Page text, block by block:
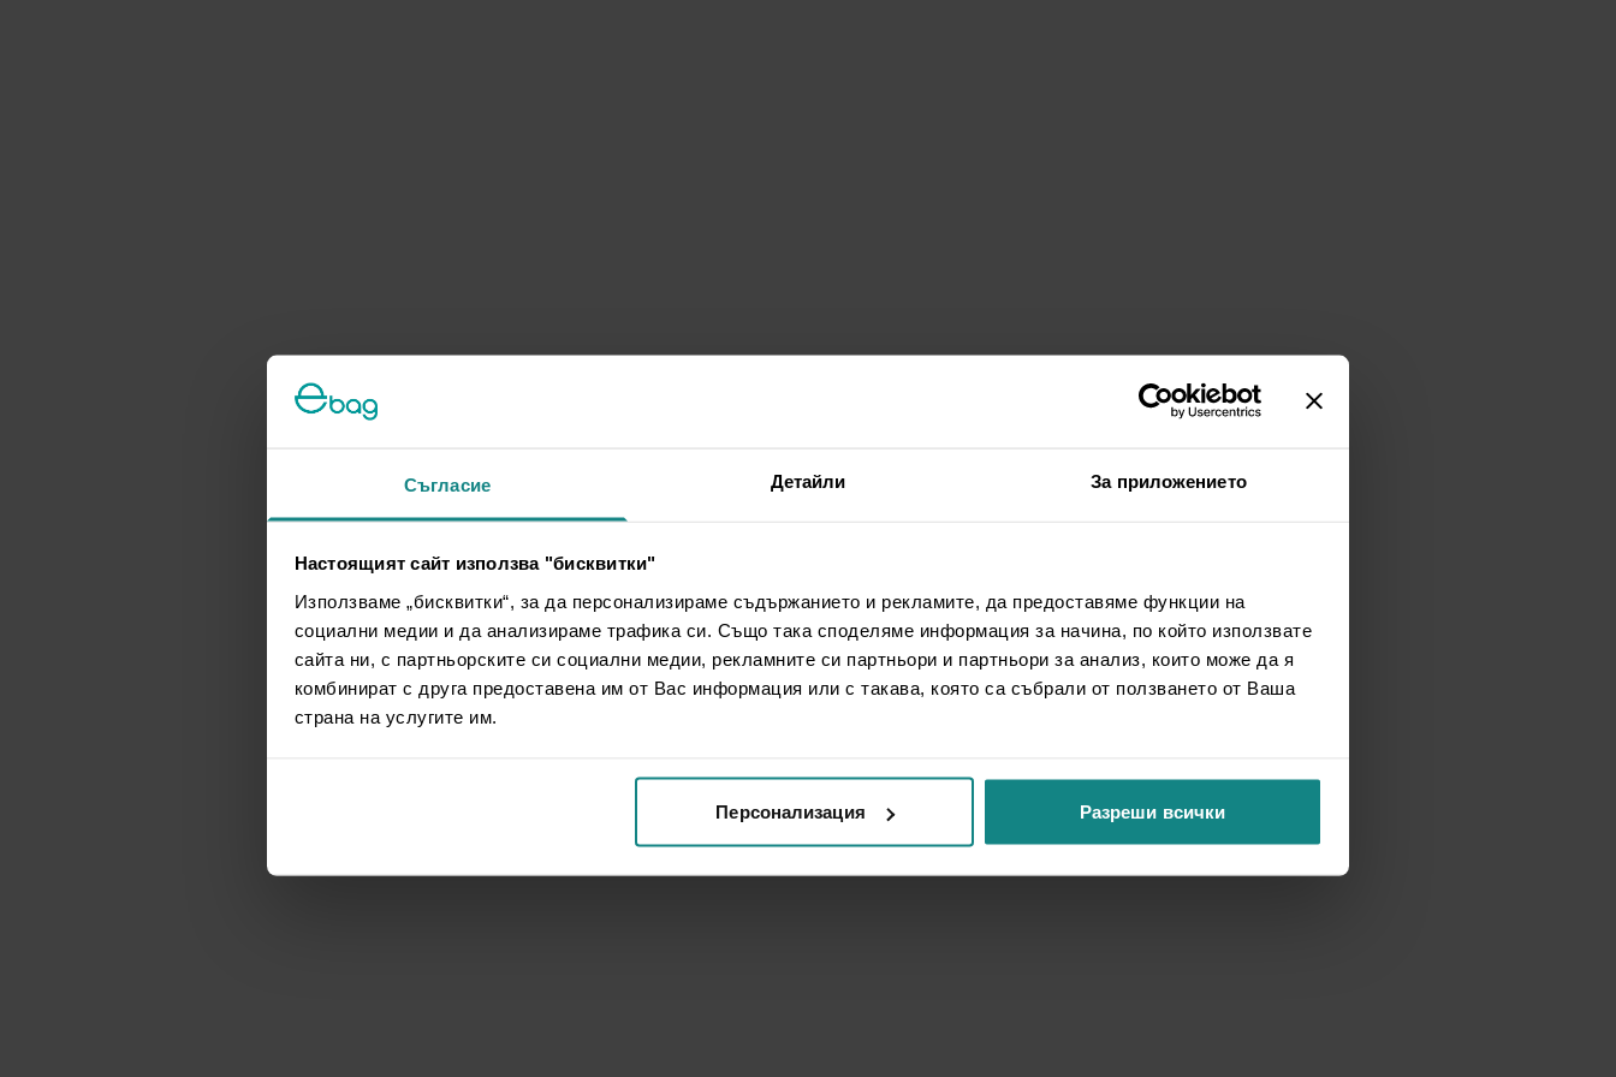
Съгласие Детайли За приложението
Настоящият сайт използва "бисквитки"
Използваме „бисквитки“, за да персонализираме съдържанието и рекламите, да предоставяме функции на
социални медии и да анализираме трафика си. Също така споделяме информация за начина, по който използвате
сайта ни, с партньорските си социални медии, рекламните си партньори и партньори за анализ, които може да я
комбинират с друга предоставена им от Вас информация или с такава, която са събрали от ползването от Ваша
страна на услугите им.
Персонализация Разреши всички